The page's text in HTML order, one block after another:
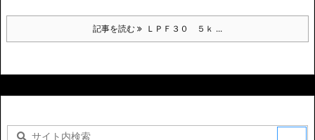
記事を読む ＬＰＦ３０ ５ｋ ...